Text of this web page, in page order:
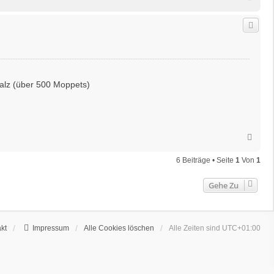
c
o
(über 500 Moppets)
c
h
e
6 Beiträge • Seite 1 Von 1
Gehe Zu
Impressum Alle Cookies löschen Alle Zeiten sind UTC+01:00